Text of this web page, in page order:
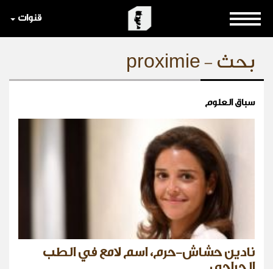
قنوات
بحث - proximie
سباق العلوم
نادين حشاش-حرم، اسم لامع في الطب